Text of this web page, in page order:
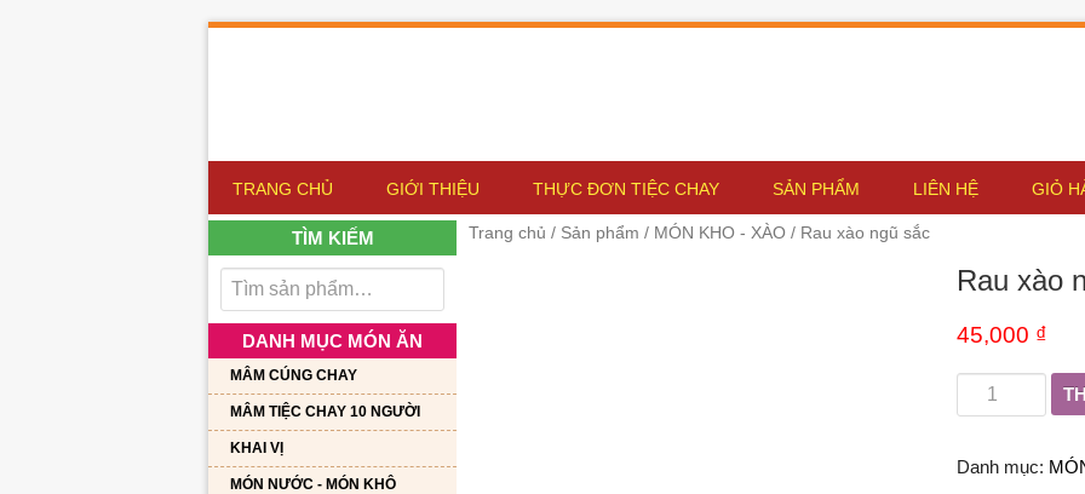
TRANG CHỦ GIỚI THIỆU THỰC ĐƠN TIỆC CHAY SẢN PHẨM LIÊN HỆ GIỎ
Trang chủ / Sản phẩm / MÓN KHO - XÀO / Rau xào ngũ sắc
Rau xào
45,000 ₫
Danh mục:
TÌM KIẾM
DANH MỤC MÓN ĂN
MÂM CÚNG CHAY
MÂM TIỆC CHAY 10 NGƯỜI
KHAI VỊ
MÓN NƯỚC - MÓN KHÔ